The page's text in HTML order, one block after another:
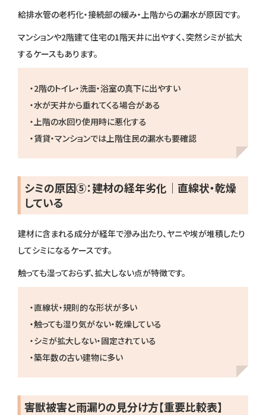
給排水管の老朽化・接続部の緩み・上階からの漏水が原因です。
マンションや2階建て住宅の1階天井に出やすく、突然シミが拡大
するケースもあります。
・2階のトイレ・洗面・浴室の真下に出やすい
・水が天井から垂れてくる場合がある
・上階の水回り使用時に悪化する
・賃貸・マンションでは上階住民の漏水も要確認
シミの原因⑤：建材の経年劣化｜直線状・乾燥
している
建材に含まれる成分が経年で滲み出たり、ヤニや埃が堆積したり
してシミになるケースです。
触っても湿っておらず、拡大しない点が特徴です。
・直線状・規則的な形状が多い
・触っても湿り気がない・乾燥している
・シミが拡大しない・固定されている
・築年数の古い建物に多い
害獣被害と雨漏りの見分け方【重要比較表】